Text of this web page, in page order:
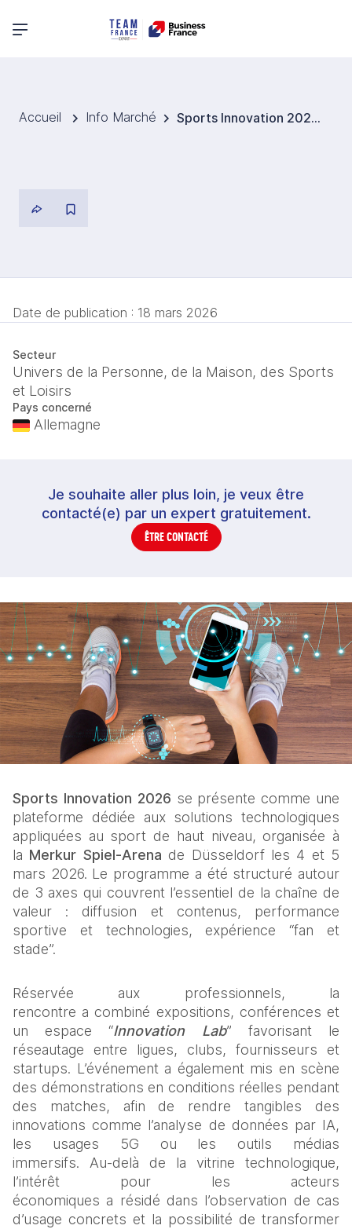
Menu principal
Accueil Info Marché Sports Innovation 2026 : un laboratoire grandeur nature pour les innovations sportives
Date de publication : 18 mars 2026
Secteur
Univers de la Personne, de la Maison, des Sports
et Loisirs
Pays concerné
Allemagne
Je souhaite aller plus loin, je veux être
contacté(e) par un expert gratuitement.
ÊTRE CONTACTÉ
Sports Innovation 2026 se présente comme une
plateforme dédiée aux solutions technologiques
appliquées au sport de haut niveau, organisée à
la Merkur Spiel‑Arena de Düsseldorf les 4 et 5
mars 2026. Le programme a été structuré autour
de 3 axes qui couvrent l’essentiel de la chaîne de
valeur : diffusion et contenus, performance
sportive et technologies, expérience “fan et
stade”.
Réservée aux professionnels, la
rencontre a combiné expositions, conférences et
un espace “Innovation Lab” favorisant le
réseautage entre ligues, clubs, fournisseurs et
startups. L’événement a également mis en scène
des démonstrations en conditions réelles pendant
des matches, afin de rendre tangibles des
innovations comme l’analyse de données par IA,
les usages 5G ou les outils médias
immersifs. Au‑delà de la vitrine technologique,
l’intérêt pour les acteurs
économiques a résidé dans l’observation de cas
d’usage concrets et la possibilité de transformer